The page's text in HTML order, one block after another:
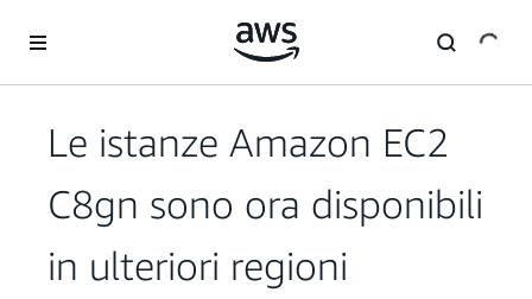
Le istanze Amazon EC2
C8gn sono ora disponibili
in ulteriori regioni